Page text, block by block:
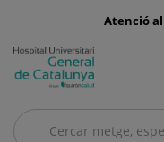
menu-
Atenció
Cercar
Cercar